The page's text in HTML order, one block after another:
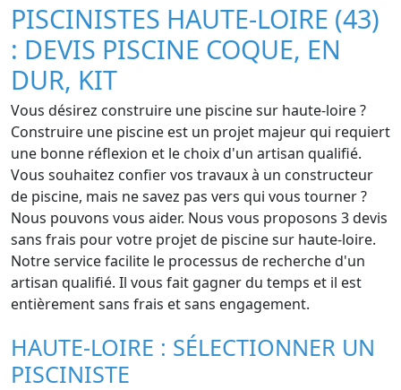
PISCINISTES HAUTE-LOIRE (43)
: DEVIS PISCINE COQUE, EN
DUR, KIT
Vous désirez construire une piscine sur haute-loire ?
Construire une piscine est un projet majeur qui requiert
une bonne réflexion et le choix d'un artisan qualifié.
Vous souhaitez confier vos travaux à un constructeur
de piscine, mais ne savez pas vers qui vous tourner ?
Nous pouvons vous aider. Nous vous proposons 3 devis
sans frais pour votre projet de piscine sur haute-loire.
Notre service facilite le processus de recherche d'un
artisan qualifié. Il vous fait gagner du temps et il est
entièrement sans frais et sans engagement.
HAUTE-LOIRE : SÉLECTIONNER UN
PISCINISTE